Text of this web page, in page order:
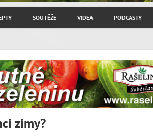
SOUTĚŽE VIDEA PODCASTY
ZAJÍMAVÍ HOSTÉ
zimy?